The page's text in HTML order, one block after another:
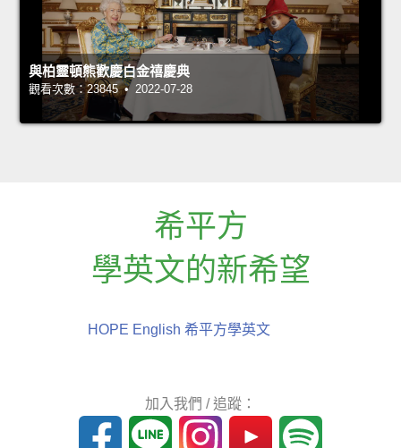
與柏靈頓熊歡慶白金禧慶典
觀看次數：23845 • 2022-07-28
希平方
學英文的新希望
HOPE English 希平方學英文
加入我們 / 追蹤：